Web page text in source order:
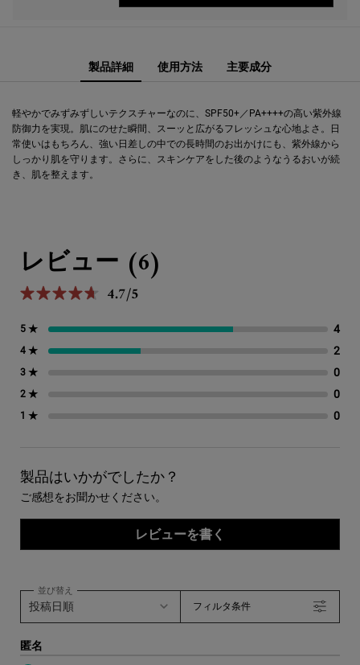
製品詳細 使用方法 主要成分
軽やかでみずみずしいテクスチャーなのに、SPF50+／PA++++の高い紫外線
防御力を実現。肌にのせた瞬間、スーッと広がるフレッシュな心地よさ。日
常使いはもちろん、強い日差しの中での長時間のお出かけにも、紫外線から
しっかり肌を守ります。さらに、スキンケアをした後のようなうるおいが続
き、肌を整えます。
レビュー (6)
5星中4.7。 4.7/5
5 ★ 4
4 ★ 2
3 ★ 0
2 ★ 0
1 ★ 0
製品はいかがでしたか？
ご感想をお聞かせください。
レビューを書く
並び替え
フィルタ条件
匿名